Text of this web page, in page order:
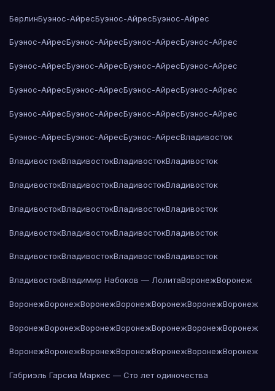
БерлинБуэнос-АйресБуэнос-АйресБуэнос-Айрес
Буэнос-АйресБуэнос-АйресБуэнос-АйресБуэнос-Айрес
Буэнос-АйресБуэнос-АйресБуэнос-АйресБуэнос-Айрес
Буэнос-АйресБуэнос-АйресБуэнос-АйресБуэнос-Айрес
Буэнос-АйресБуэнос-АйресБуэнос-АйресБуэнос-Айрес
Буэнос-АйресБуэнос-АйресБуэнос-АйресВладивосток
ВладивостокВладивостокВладивостокВладивосток
ВладивостокВладивостокВладивостокВладивосток
ВладивостокВладивостокВладивостокВладивосток
ВладивостокВладивостокВладивостокВладивосток
ВладивостокВладивостокВладивостокВладивосток
ВладивостокВладимир Набоков — ЛолитаВоронежВоронеж
ВоронежВоронежВоронежВоронежВоронежВоронежВоронеж
ВоронежВоронежВоронежВоронежВоронежВоронежВоронеж
ВоронежВоронежВоронежВоронежВоронежВоронежВоронеж
Габриэль Гарсиа Маркес — Сто лет одиночества